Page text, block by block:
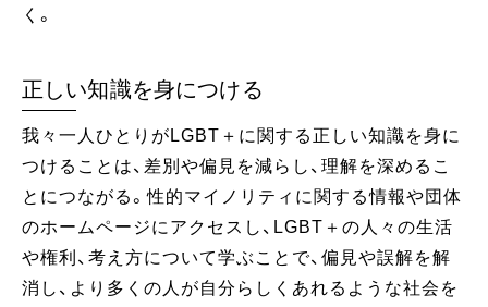
く。
正しい知識を身につける
我々一人ひとりがLGBT＋に関する正しい知識を身に
つけることは、差別や偏見を減らし、理解を深めるこ
とにつながる。性的マイノリティに関する情報や団体
のホームページにアクセスし、LGBT＋の人々の生活
や権利、考え方について学ぶことで、偏見や誤解を解
消し、より多くの人が自分らしくあれるような社会を